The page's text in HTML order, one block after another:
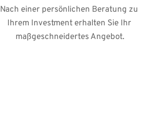
Nach einer persönlichen Beratung zu
Ihrem Investment erhalten Sie Ihr
maßgeschneidertes Angebot.